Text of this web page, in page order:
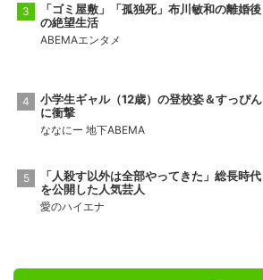
「ゴミ屋敷」「孤独死」布川敏和の離婚後
の絶望生活
ABEMAエンタメ
小学生ギャル（12歳）の登校姿＆すっぴん
に衝撃
ななにー 地下ABEMA
「人殺す以外は全部やってきた」総長時代
を公開した人気芸人
愛のハイエナ